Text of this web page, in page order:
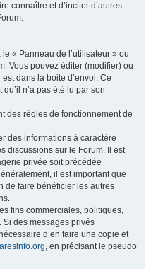
connaître et d’inciter d’autres
« Panneau de l’utilisateur » ou
Vous pouvez éditer (modifier) ou
dans la boite d’envoi. Ce
n’a pas été lu par son
des règles de fonctionnement de
des informations à caractère
discussions sur le Forum. Il est
privée soit précédée
il est important que
de faire bénéficier les autres
fins commerciales, politiques,
des messages privés
d’en faire une copie et
, en précisant le pseudo